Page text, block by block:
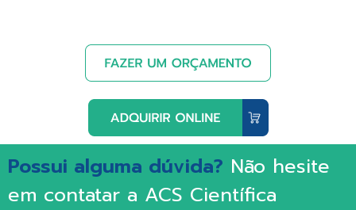
Possui alguma dúvida? Não hesite
em contatar a ACS Científica